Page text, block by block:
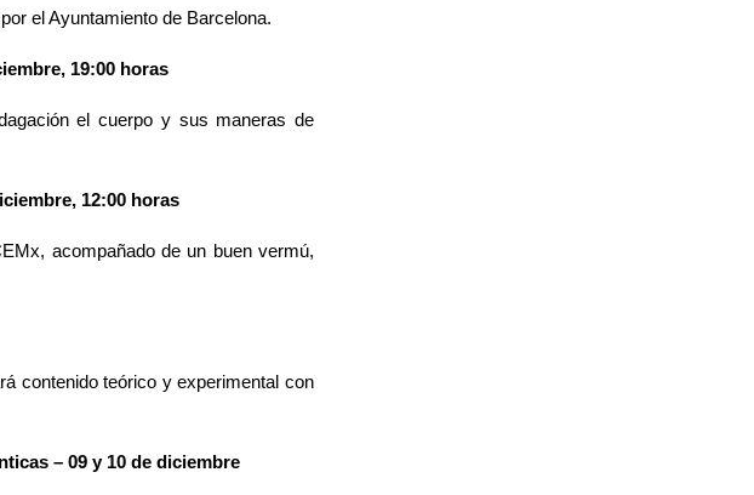
por el Ayuntamiento de Barcelona.
19:00 horas
el cuerpo y sus maneras de
12:00 horas
acompañado de un buen vermú,
contenido teórico y experimental con
– 09 y 10 de diciembre